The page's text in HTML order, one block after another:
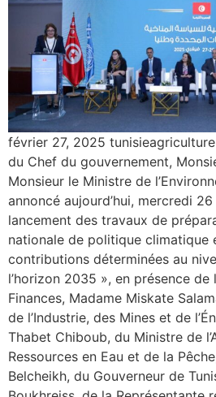
février 27, 2025
du Chef du gouvernement,
Monsieur le Ministre de
annoncé aujourd’hui, mercredi
lancement des travaux de
nationale de politique climatique
contributions déterminées au
l’horizon 2035 », en présence de
Finances, Madame Miskate
de l’Industrie, des Mines et de
Thabet Chiboub, du Ministre de
Ressources en Eau et de la
Belcheikh, du Gouverneur de